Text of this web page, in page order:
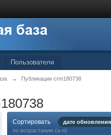
Пользователи
→ Публикации crm180738
Сортировать
дате обновления
по возрастанию (а-я)